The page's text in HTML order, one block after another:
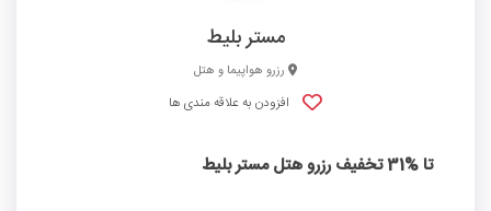
مستر بلیط
رزرو هواپیما و هتل
افزودن به علاقه مندی ها
تا %31 تخفیف رزرو هتل مستر بلیط